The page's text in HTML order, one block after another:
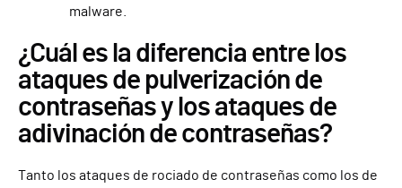
malware.
¿Cuál es la diferencia entre los
ataques de pulverización de
contraseñas y los ataques de
adivinación de contraseñas?
Tanto los ataques de rociado de contraseñas como los de